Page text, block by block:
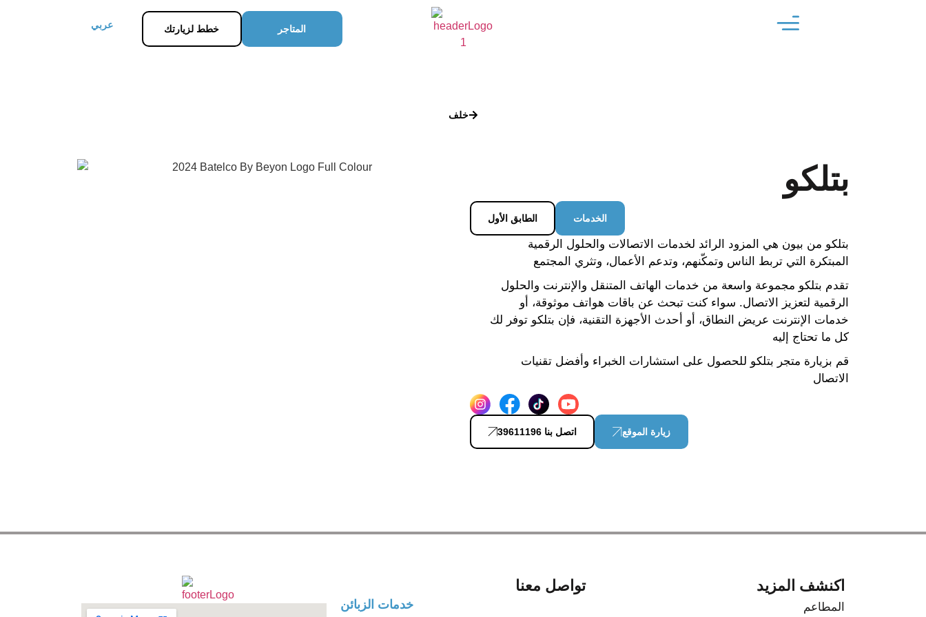
عربي خطط لزيارتك المتاجر
خلف
بتلكو
الطابق الأول الخدمات
بتلكو من بيون هي المزود الرائد لخدمات الاتصالات والحلول الرقمية
المبتكرة التي تربط الناس وتمكّنهم، وتدعم الأعمال، وتثري المجتمع
تقدم بتلكو مجموعة واسعة من خدمات الهاتف المتنقل والإنترنت والحلول
الرقمية لتعزيز الاتصال. سواء كنت تبحث عن باقات هواتف موثوقة، أو
خدمات الإنترنت عريض النطاق، أو أحدث الأجهزة التقنية، فإن بتلكو توفر لك
كل ما تحتاج إليه
قم بزيارة متجر بتلكو للحصول على استشارات الخبراء وأفضل تقنيات
الاتصال
اتصل بنا 39611196 زيارة الموقع
تواصل معنا
خدمات الزبائن
اكنشف المزيد
المطاعم